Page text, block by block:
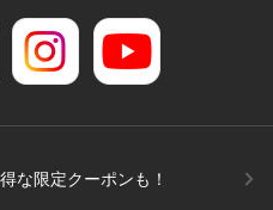
な限定クーポンも！